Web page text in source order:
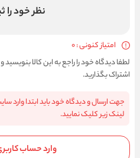
نظر خود را
امتیاز کنونی : 0
لطفا دیدگاه خود را راجع به این کالا بنویسید
اشتراک بگذارید.
جهت ارسال و دیدگاه خود باید ابتدا
لینک زیر کلیک نمایید.
وارد حساب